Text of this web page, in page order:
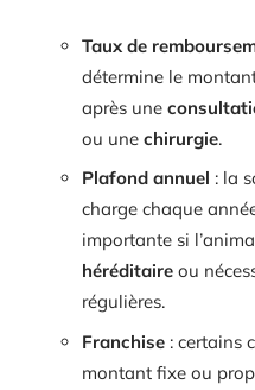
Taux de
détermine le
après une
ou une chirurgie.
Plafond annuel : la
charge chaque
importante si
héréditaire ou
régulières.
Franchise : certains
montant fixe ou